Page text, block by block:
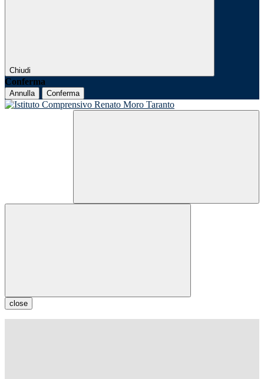
Chiudi
Conferma
Annulla Conferma
close